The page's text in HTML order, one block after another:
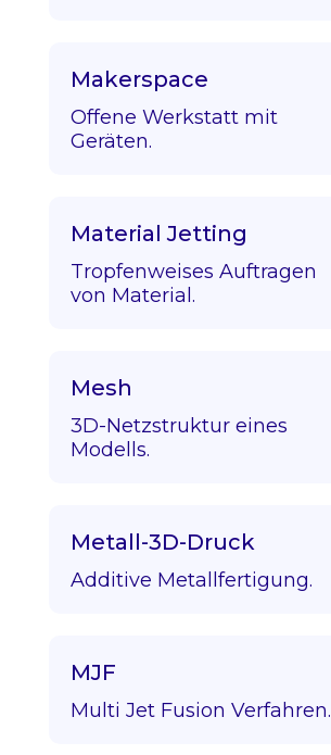
Makerspace
Offene Werkstatt mit
Geräten.
Material Jetting
Tropfenweises Auftragen
von Material.
Mesh
3D-Netzstruktur eines
Modells.
Metall-3D-Druck
Additive Metallfertigung.
MJF
Multi Jet Fusion Verfahren.